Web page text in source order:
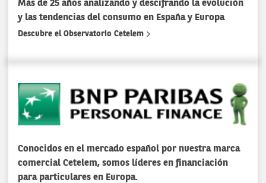
Más de 25 años analizando y descifrando la evolución
y las tendencias del consumo en España y Europa
Descubre el Observatorio Cetelem
Conocidos en el mercado español por nuestra marca
comercial Cetelem, somos líderes en financiación
para particulares en Europa.